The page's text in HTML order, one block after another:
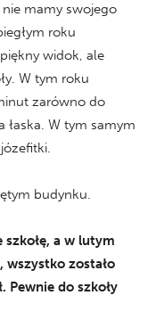
nie mamy swojego
roku
widok, ale
W tym roku
zarówno do
łaska. W tym samym
budynku.
a w lutym
wszystko zostało
Pewnie do szkoły